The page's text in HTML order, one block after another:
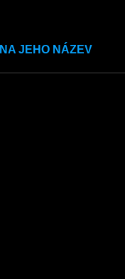
JEHO NÁZEV